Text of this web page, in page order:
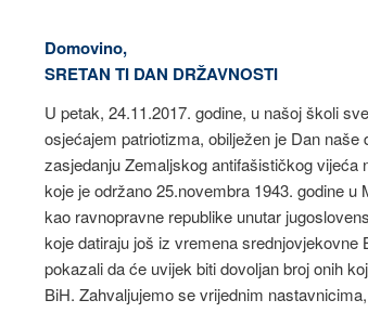
Domovino,
SRETAN TI DAN DRŽAVNOSTI
U petak, 24.11.2017. godine, u našoj školi
osjećajem patriotizma, obilježen je Dan
zasjedanju Zemaljskog antifašističkog vijeća
koje je održano 25.novembra 1943. godine
kao ravnopravne republike unutar
koje datiraju još iz vremena
pokazali da će uvijek biti dovoljan broj onih
BiH. Zahvaljujemo se vrijednim